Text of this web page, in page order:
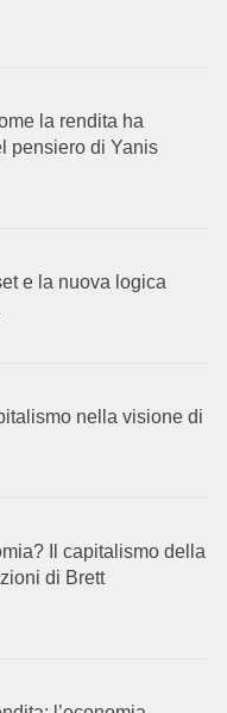
la rendita ha
pensiero di Yanis
e la nuova logica
nella visione di
Il capitalismo della
di Brett